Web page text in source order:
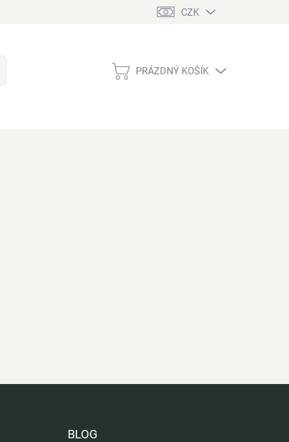
CZK
NÁKUPNÍ
PRÁZDNÝ KOŠÍK
BLOG